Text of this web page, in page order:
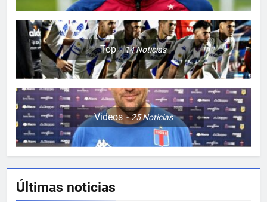
Top 14Noticias
Videos 25Noticias
Últimas noticias